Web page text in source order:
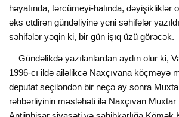
həyatında, tərcümeyi-halında, dəyişikliklər
əks etdirən gündəliyinə yeni səhifələr
səhifələr yəqin ki, bir gün işıq üzü görəcək.
Gündəlikdə yazılanlardan aydın olur ki,
1996-cı ildə ailəlikcə Naxçıvana köçməyə
deputat seçiləndən bir neçə ay sonra
rəhbərliyinin məsləhəti ilə Naxçıvan